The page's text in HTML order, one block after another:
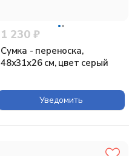
1 230 ₽
Сумка - переноска,
48х31х26 см, цвет серый
Уведомить